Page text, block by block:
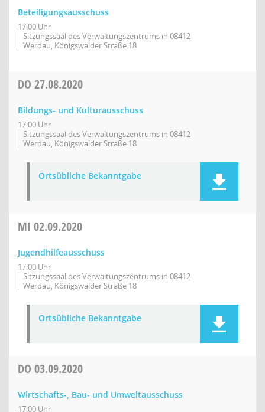
Beteiligungsausschuss
17:00 Uhr
Sitzungssaal des Verwaltungszentrums in 08412
Werdau, Königswalder Straße 18
DO 27.08.2020
Bildungs- und Kulturausschuss
17:00 Uhr
Sitzungssaal des Verwaltungszentrums in 08412
Werdau, Königswalder Straße 18
Ortsübliche Bekanntgabe
MI 02.09.2020
Jugendhilfeausschuss
17:00 Uhr
Sitzungssaal des Verwaltungszentrums in 08412
Werdau, Königswalder Straße 18
Ortsübliche Bekanntgabe
DO 03.09.2020
Wirtschafts-, Bau- und Umweltausschuss
17:00 Uhr